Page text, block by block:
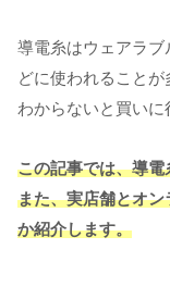
導電糸はウェアラ
どに使われること
わからないと買いに
この記事では、導
また、実店舗とオ
か紹介します。